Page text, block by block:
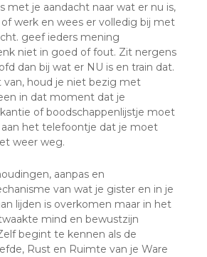
met je aandacht naar wat er nu is,
werk en wees er volledig bij met
geef ieders mening
niet in goed of fout. Zit nergens
dan bij wat er NU is en train dat.
van, houd je niet bezig met
in dat moment dat je
of boodschappenlijstje moet
het telefoontje dat je moet
weer weg.
aanpas en
van wat je gister en in je
lijden is overkomen maar in het
mind en bewustzijn
begint te kennen als de
Rust en Ruimte van je Ware